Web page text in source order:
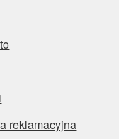
reklamacyjna